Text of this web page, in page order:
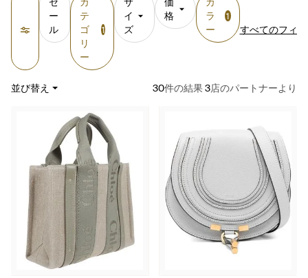
ー
ル
テ
ゴ
リ
ー
1
イ
ズ
格
ラ
ー
1
すべてのフィ
並び替え 30件の結果 3店のパートナーより